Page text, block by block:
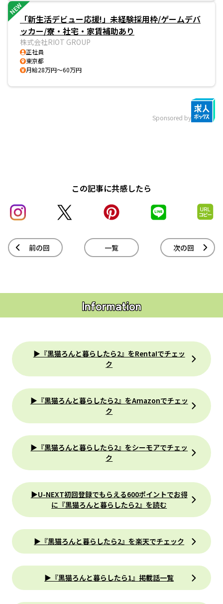
NEW
「新生活デビュー応援!」未経験採用枠/ゲームデバ
ッカー/寮・社宅・家賃補助あり
株式会社RIOT GROUP
正社員
東京都
月給28万円～60万円
Sponsored by
この記事に共感したら
前の回 一覧 次の回
Information
▶『黒猫ろんと暮らしたら2』をRenta!でチェッ
ク
▶『黒猫ろんと暮らしたら2』をAmazonでチェッ
ク
▶『黒猫ろんと暮らしたら2』をシーモアでチェッ
ク
▶U-NEXT初回登録でもらえる600ポイントでお得
に『黒猫ろんと暮らしたら2』を読む
▶『黒猫ろんと暮らしたら2』を楽天でチェック
▶『黒猫ろんと暮らしたら1』掲載話一覧